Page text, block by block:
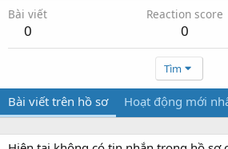
Bài viết
0
Reaction score
0
Tìm
Bài viết trên hồ sơ Hoạt động mới